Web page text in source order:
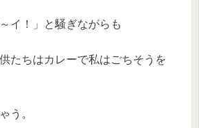
イ！」と騒ぎながらも
たちはカレーで私はごちそうを
う。